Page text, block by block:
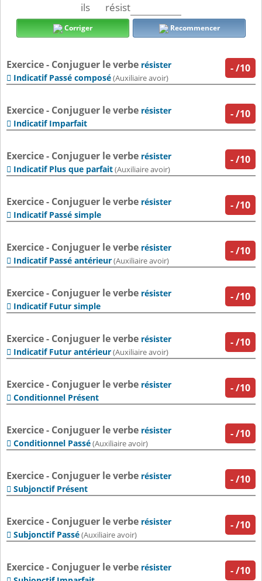
ils
résist
Corriger Recommencer
-/10
Exercice - Conjuguer le verbe résister
 Indicatif Passé composé(Auxiliaire avoir)
-/10
Exercice - Conjuguer le verbe résister
 Indicatif Imparfait
-/10
Exercice - Conjuguer le verbe résister
 Indicatif Plus que parfait(Auxiliaire avoir)
-/10
Exercice - Conjuguer le verbe résister
 Indicatif Passé simple
-/10
Exercice - Conjuguer le verbe résister
 Indicatif Passé antérieur(Auxiliaire avoir)
-/10
Exercice - Conjuguer le verbe résister
 Indicatif Futur simple
-/10
Exercice - Conjuguer le verbe résister
 Indicatif Futur antérieur(Auxiliaire avoir)
-/10
Exercice - Conjuguer le verbe résister
 Conditionnel Présent
-/10
Exercice - Conjuguer le verbe résister
 Conditionnel Passé(Auxiliaire avoir)
-/10
Exercice - Conjuguer le verbe résister
 Subjonctif Présent
-/10
Exercice - Conjuguer le verbe résister
 Subjonctif Passé(Auxiliaire avoir)
-/10
Exercice - Conjuguer le verbe résister